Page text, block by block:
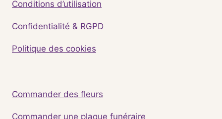
Conditions d’utilisation
Confidentialité & RGPD
Politique des cookies
Commander des fleurs
Commander une plaque funéraire